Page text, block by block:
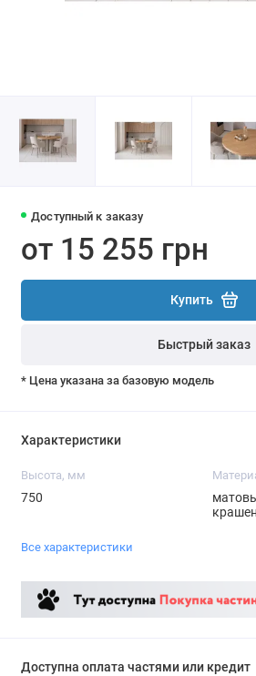
Доступный к заказу
от 15 255 грн
Купить
Быстрый заказ
* Цена указана за базовую модель
Характеристики
Высота, мм
750
Все характеристики
Доступна оплата частями или кредит